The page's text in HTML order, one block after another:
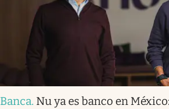
Banca. Nu ya es banco en